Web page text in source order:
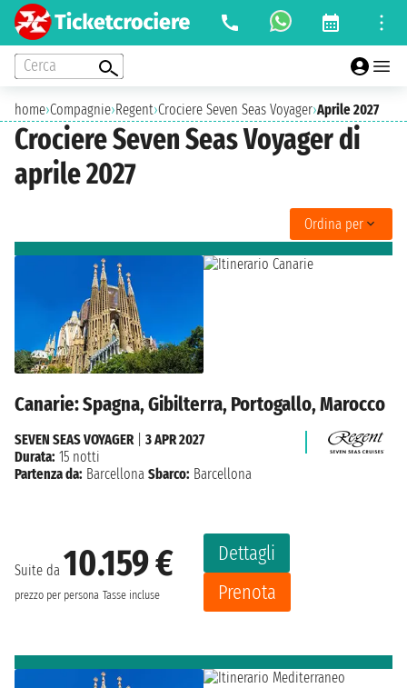
Cerca
home›Compagnie›Regent›Crociere Seven Seas Voyager›Aprile 2027
Crociere Seven Seas Voyager di
aprile 2027
Ordina per
Canarie: Spagna, Gibilterra, Portogallo, Marocco
Suite da 10.159 €
prezzo per persona Tasse incluse
Dettagli
Prenota
SEVEN SEAS VOYAGER
3 APR 2027
Durata: 15 notti
Partenza da: Barcellona Sbarco: Barcellona